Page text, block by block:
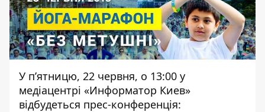
У п’ятницю, 22 червня, о 13:00 у
медіацентрі «Информатор Киев»
відбудеться прес-конференція: